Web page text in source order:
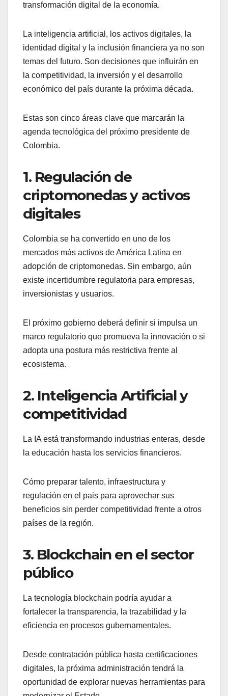
transformación digital de la economía.
La inteligencia artificial, los activos digitales, la
identidad digital y la inclusión financiera ya no son
temas del futuro. Son decisiones que influirán en
la competitividad, la inversión y el desarrollo
económico del país durante la próxima década.
Estas son cinco áreas clave que marcarán la
agenda tecnológica del próximo presidente de
Colombia.
1. Regulación de
criptomonedas y activos
digitales
Colombia se ha convertido en uno de los
mercados más activos de América Latina en
adopción de criptomonedas. Sin embargo, aún
existe incertidumbre regulatoria para empresas,
inversionistas y usuarios.
El próximo gobierno deberá definir si impulsa un
marco regulatorio que promueva la innovación o si
adopta una postura más restrictiva frente al
ecosistema.
2. Inteligencia Artificial y
competitividad
La IA está transformando industrias enteras, desde
la educación hasta los servicios financieros.
Cómo preparar talento, infraestructura y
regulación en el pais para aprovechar sus
beneficios sin perder competitividad frente a otros
países de la región.
3. Blockchain en el sector
público
La tecnología blockchain podría ayudar a
fortalecer la transparencia, la trazabilidad y la
eficiencia en procesos gubernamentales.
Desde contratación pública hasta certificaciones
digitales, la próxima administración tendrá la
oportunidad de explorar nuevas herramientas para